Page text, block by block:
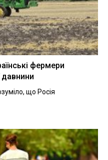
фермери
давнини
що Росія